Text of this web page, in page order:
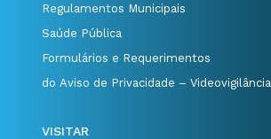
Regulamentos Municipais
Saúde Pública
Formulários e Requerimentos
do Aviso de Privacidade – Videovigilância
VISITAR